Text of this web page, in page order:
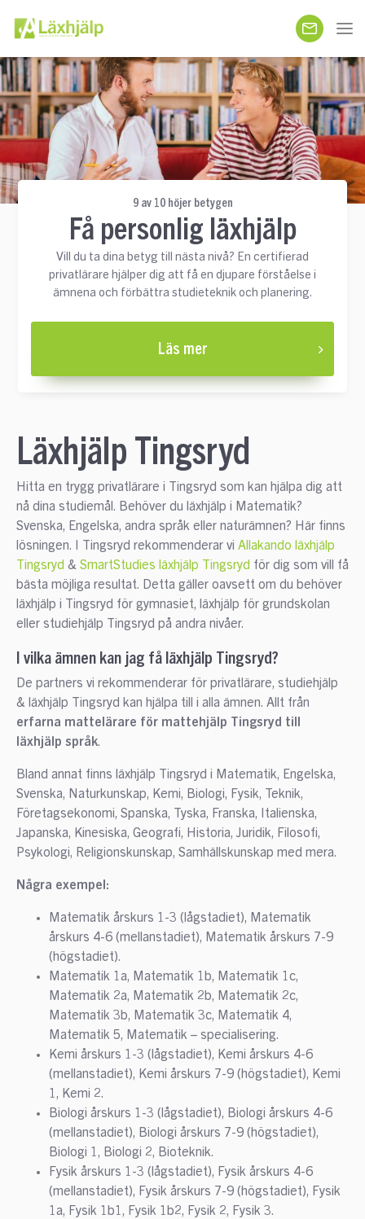
9 av 10 höjer betygen
Få personlig läxhjälp
Vill du ta dina betyg till nästa nivå? En certifierad
privatlärare hjälper dig att få en djupare förståelse i
ämnena och förbättra studieteknik och planering.
Läs mer
Läxhjälp Tingsryd
Hitta en trygg privatlärare i Tingsryd som kan hjälpa dig att
nå dina studiemål. Behöver du läxhjälp i Matematik?
Svenska, Engelska, andra språk eller naturämnen? Här finns
lösningen. I Tingsryd rekommenderar vi Allakando läxhjälp
Tingsryd & SmartStudies läxhjälp Tingsryd för dig som vill få
bästa möjliga resultat. Detta gäller oavsett om du behöver
läxhjälp i Tingsryd för gymnasiet, läxhjälp för grundskolan
eller studiehjälp Tingsryd på andra nivåer.
I vilka ämnen kan jag få läxhjälp Tingsryd?
De partners vi rekommenderar för privatlärare, studiehjälp
& läxhjälp Tingsryd kan hjälpa till i alla ämnen. Allt från
erfarna mattelärare för mattehjälp Tingsryd till
läxhjälp språk.
Bland annat finns läxhjälp Tingsryd i Matematik, Engelska,
Svenska, Naturkunskap, Kemi, Biologi, Fysik, Teknik,
Företagsekonomi, Spanska, Tyska, Franska, Italienska,
Japanska, Kinesiska, Geografi, Historia, Juridik, Filosofi,
Psykologi, Religionskunskap, Samhällskunskap med mera.
Några exempel:
Matematik årskurs 1-3 (lågstadiet), Matematik
årskurs 4-6 (mellanstadiet), Matematik årskurs 7-9
(högstadiet).
Matematik 1a, Matematik 1b, Matematik 1c,
Matematik 2a, Matematik 2b, Matematik 2c,
Matematik 3b, Matematik 3c, Matematik 4,
Matematik 5, Matematik – specialisering.
Kemi årskurs 1-3 (lågstadiet), Kemi årskurs 4-6
(mellanstadiet), Kemi årskurs 7-9 (högstadiet), Kemi
1, Kemi 2.
Biologi årskurs 1-3 (lågstadiet), Biologi årskurs 4-6
(mellanstadiet), Biologi årskurs 7-9 (högstadiet),
Biologi 1, Biologi 2, Bioteknik.
Fysik årskurs 1-3 (lågstadiet), Fysik årskurs 4-6
(mellanstadiet), Fysik årskurs 7-9 (högstadiet), Fysik
1a, Fysik 1b1, Fysik 1b2, Fysik 2, Fysik 3.